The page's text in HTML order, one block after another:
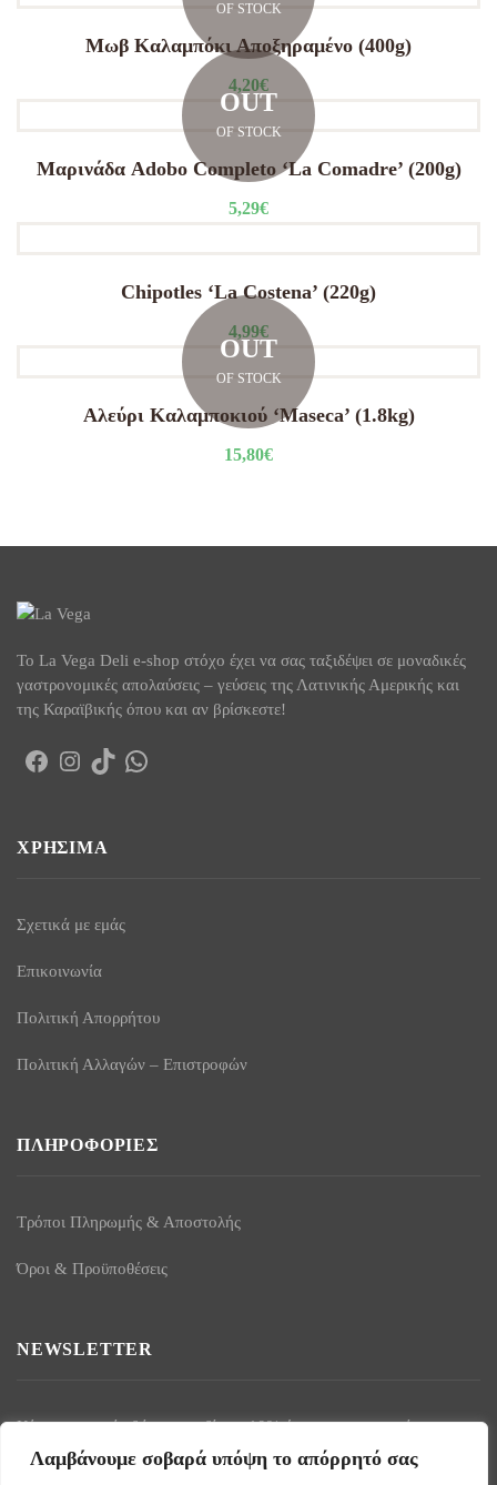
Λαμβάνουμε σοβαρά υπόψη το απόρρητό σας
OF STOCK
Μωβ Καλαμπόκι Αποξηραμένο (400g)
4,20€
OUT
OF STOCK
Μαρινάδα Adobo Completo ‘La Comadre’ (200g)
5,29€
Chipotles ‘La Costena’ (220g)
4,99€
OUT
OF STOCK
Αλεύρι Καλαμποκιού ‘Maseca’ (1.8kg)
15,80€
To La Vega Deli e-shop στόχο έχει να σας ταξιδέψει σε μοναδικές
γαστρονομικές απολαύσεις – γεύσεις της Λατινικής Αμερικής και
της Καραϊβικής όπου και αν βρίσκεστε!
Facebook
Instagram
TikTokWhatsApp
ΧΡΉΣΙΜΑ
Σχετικά με εμάς
Επικοινωνία
Πολιτική Απορρήτου
Πολιτική Αλλαγών – Επιστροφών
ΠΛΗΡΟΦΟΡΊΕΣ
Τρόποι Πληρωμής & Αποστολής
Όροι & Προϋποθέσεις
NEWSLETTER
Κάντε εγγραφή εδώ και κερδίστε -10% έκπτωση στην πρώτη σας
παραγγελία!